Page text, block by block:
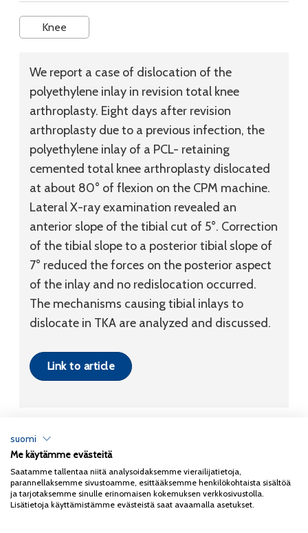
Knee
We report a case of dislocation of the
polyethylene inlay in revision total knee
arthroplasty. Eight days after revision
arthroplasty due to a previous infection, the
polyethylene inlay of a PCL- retaining
cemented total knee arthroplasty dislocated
at about 80° of flexion on the CPM machine.
Lateral X-ray examination revealed an
anterior slope of the tibial cut of 5°. Correction
of the tibial slope to a posterior tibial slope of
7° reduced the forces on the posterior aspect
of the inlay and no redislocation occurred.
The mechanisms causing tibial inlays to
dislocate in TKA are analyzed and discussed.
Link to article
Copyright 2026Coxa
Tietosuojaseloste
suomi
Me käytämme evästeitä
Saatamme tallentaa niitä analysoidaksemme vierailijatietoja,
parannellaksemme sivustoamme, esittääksemme henkilökohtaista sisältöä
ja tarjotaksemme sinulle erinomaisen kokemuksen verkkosivustolla.
Lisätietoja käyttämistämme evästeistä saat avaamalla asetukset.